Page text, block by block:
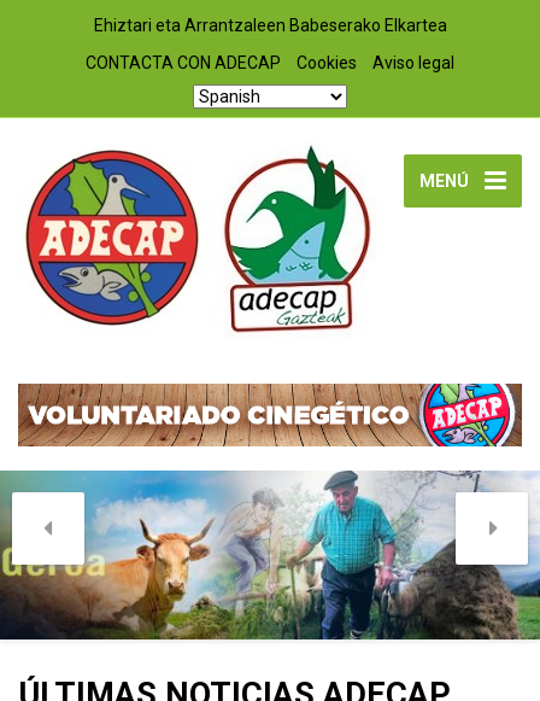
Ehiztari eta Arrantzaleen Babeserako Elkartea
CONTACTA CON ADECAP
Cookies Aviso legal
MENÚ